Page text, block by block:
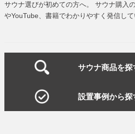
サウナ選びが初めての方へ。 サウナ購入
やYouTube、書籍でわかりやすく発信して
サウナ商品を探
設置事例から探